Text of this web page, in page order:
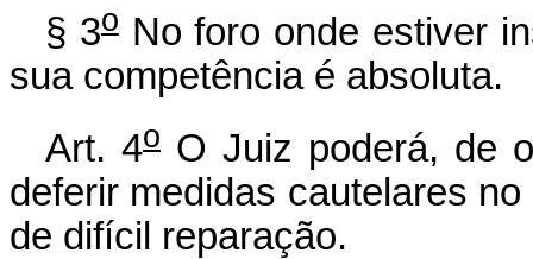
§ 3oNo foro onde estiver
sua competência é absoluta.
Art. 4o O Juiz poderá, de
deferir medidas cautelares
de difícil reparação.